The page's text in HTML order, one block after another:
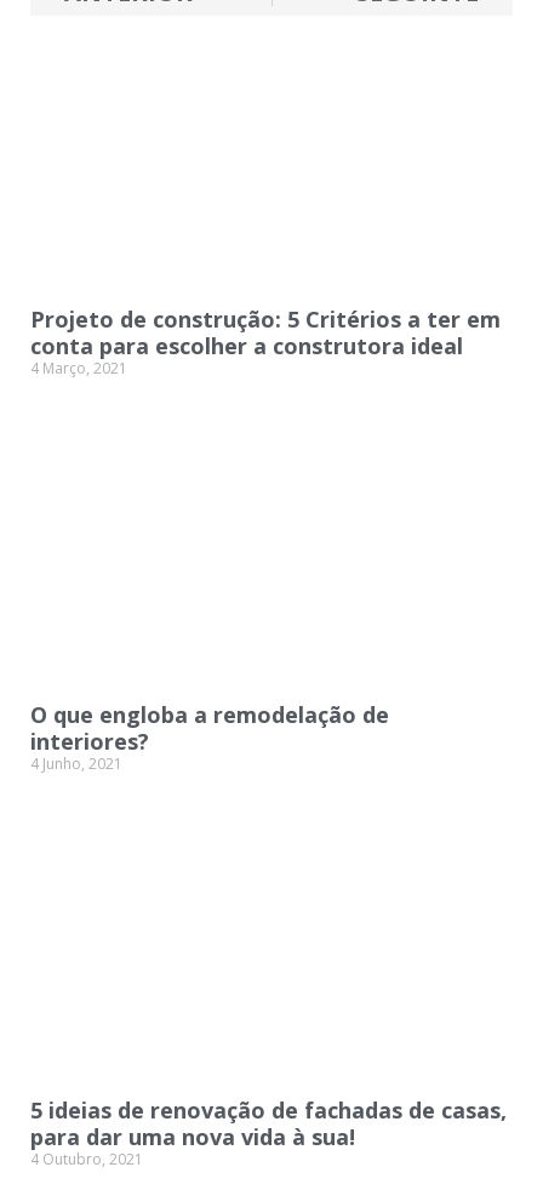
Projeto de construção: 5 Critérios a ter em
conta para escolher a construtora ideal
4 Março, 2021
O que engloba a remodelação de
interiores?
4 Junho, 2021
5 ideias de renovação de fachadas de casas,
para dar uma nova vida à sua!
4 Outubro, 2021